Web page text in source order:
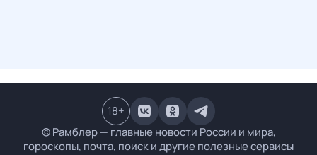
© Рамблер — главные новости России и мира,
гороскопы, почта, поиск и другие полезные сервисы
18+